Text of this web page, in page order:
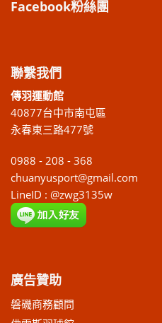
Facebook粉絲團
聯繫我們
傳羽運動館
40877台中市南屯區
永春東三路477號
0988 - 208 - 368
chuanyusport@gmail.com
LineID : @zwg3135w
廣告贊助
磐磯商務顧問